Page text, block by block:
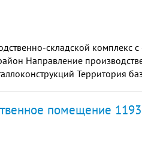
складской
Направление
Территория
помещение